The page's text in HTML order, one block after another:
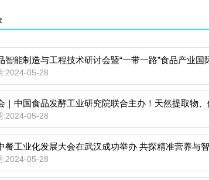
智能制造与工程技术研讨会暨“一带一路”食品产业国
:2024-05-28
:2024-05-28
餐工业化发展大会在武汉成功举办 共探精准营养与
:2024-05-28